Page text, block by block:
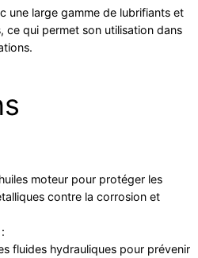
une large gamme de lubrifiants et
ce qui permet son utilisation dans
moteur pour protéger les
contre la corrosion et
:
fluides hydrauliques pour prévenir